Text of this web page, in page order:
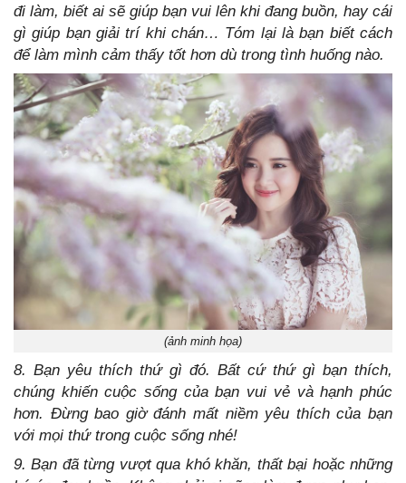
đi làm, biết ai sẽ giúp bạn vui lên khi đang buồn, hay cái
gì giúp bạn giải trí khi chán… Tóm lại là bạn biết cách
để làm mình cảm thấy tốt hơn dù trong tình huống nào.
(ảnh minh họa)
8. Bạn yêu thích thứ gì đó. Bất cứ thứ gì bạn thích,
chúng khiến cuộc sống của bạn vui vẻ và hạnh phúc
hơn. Đừng bao giờ đánh mất niềm yêu thích của bạn
với mọi thứ trong cuộc sống nhé!
9. Bạn đã từng vượt qua khó khăn, thất bại hoặc những